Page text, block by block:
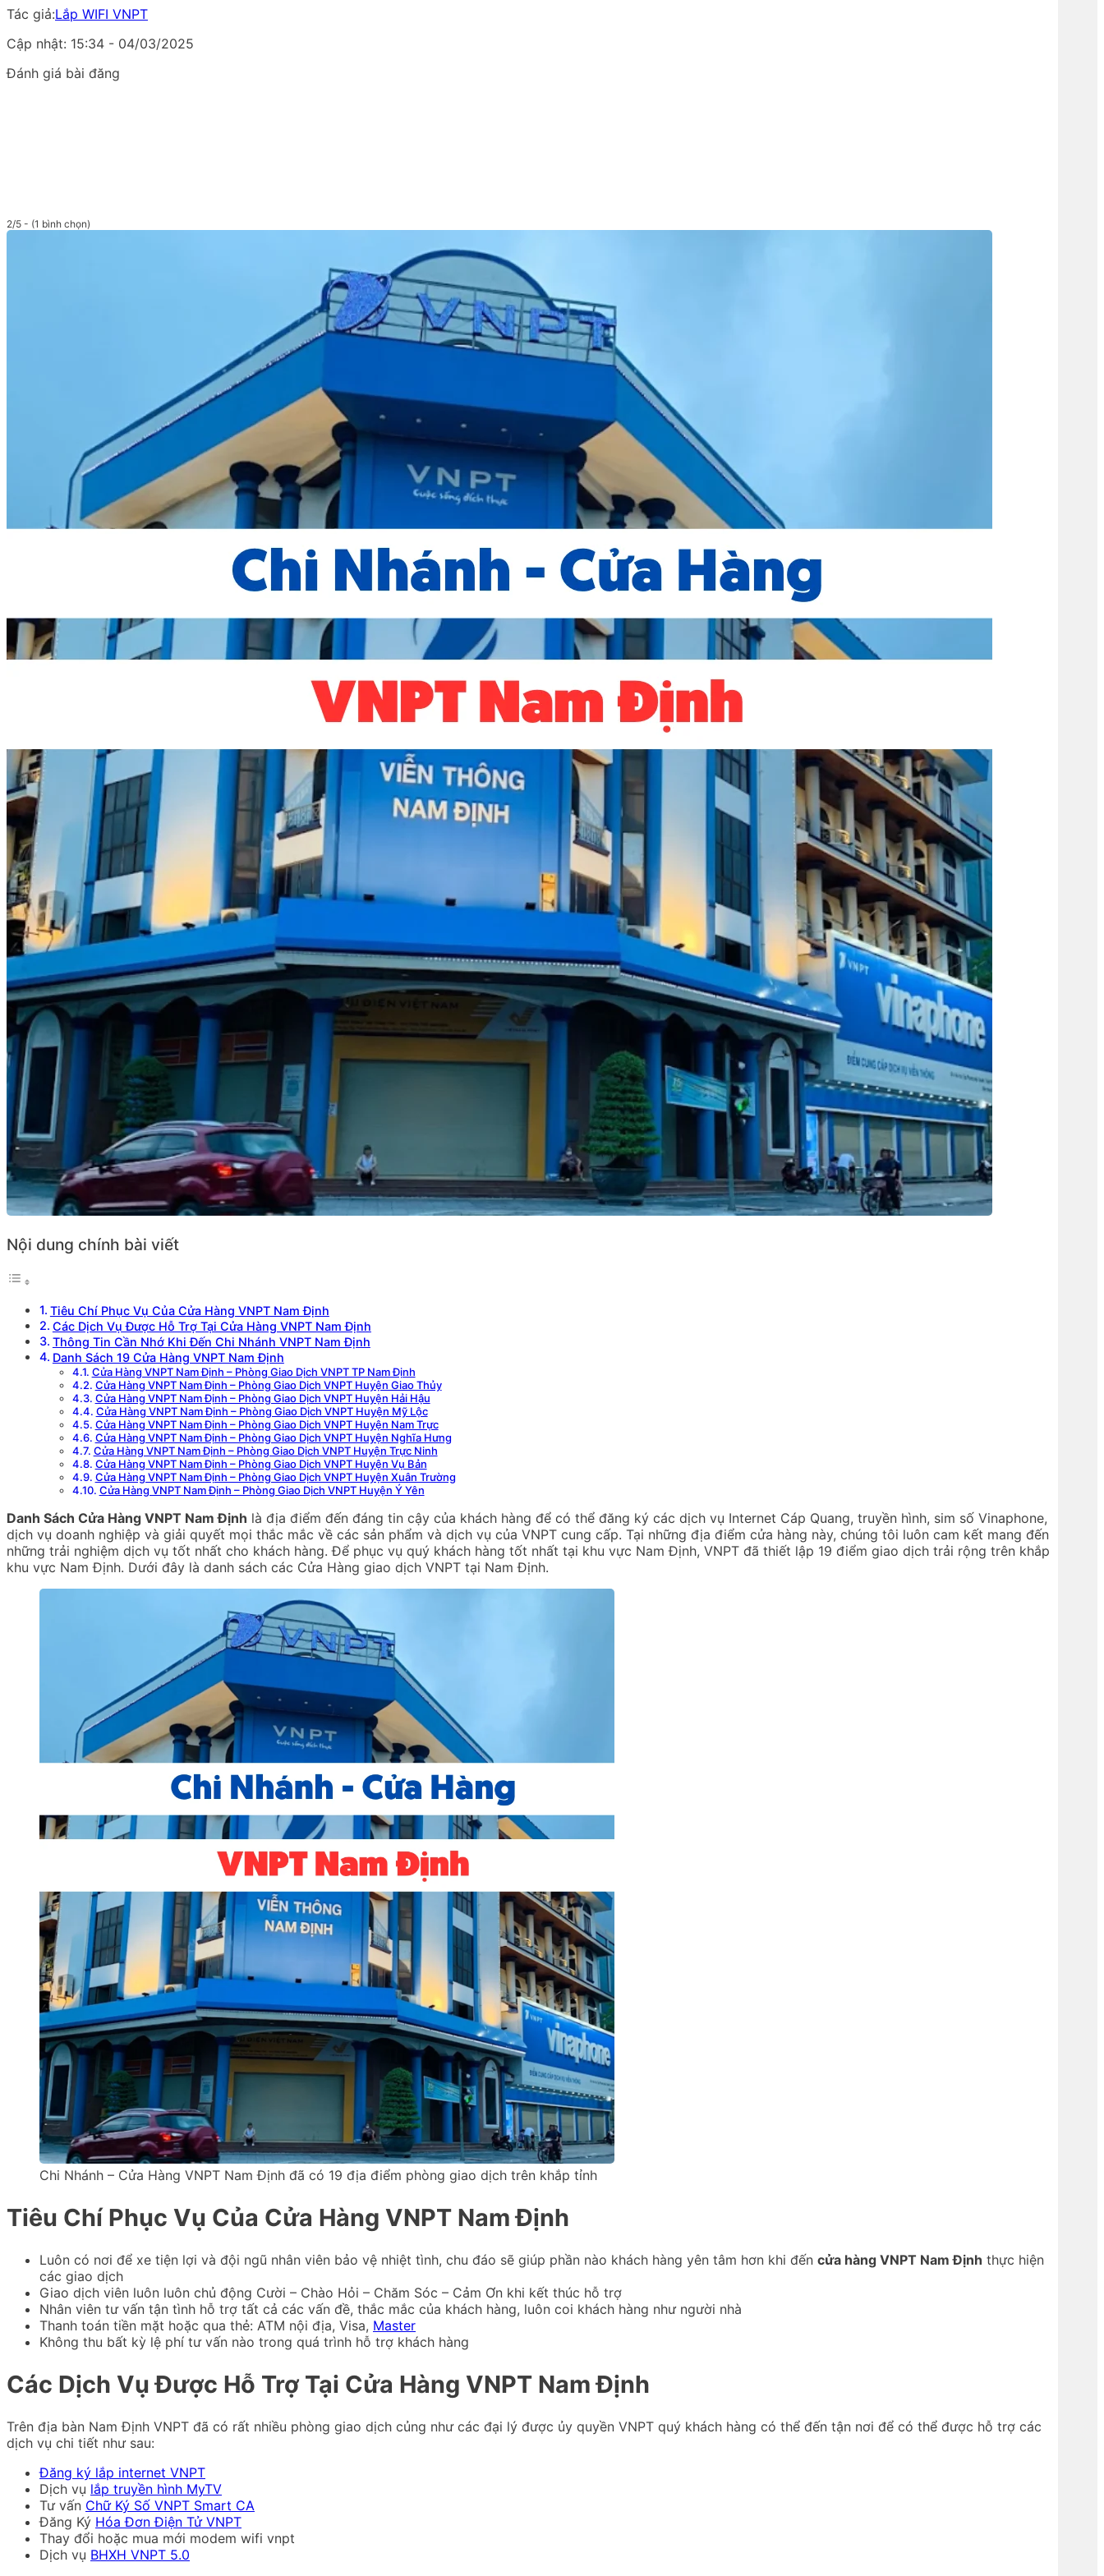
Tác giả:Lắp WIFI VNPT
Cập nhật: 15:34 - 04/03/2025
Đánh giá bài đăng
2/5 - (1 bình chọn)
Nội dung chính bài viết
Tiêu Chí Phục Vụ Của Cửa Hàng VNPT Nam Định
Các Dịch Vụ Được Hỗ Trợ Tại Cửa Hàng VNPT Nam Định
Thông Tin Cần Nhớ Khi Đến Chi Nhánh VNPT Nam Định
Danh Sách 19 Cửa Hàng VNPT Nam Định
Cửa Hàng VNPT Nam Định – Phòng Giao Dịch VNPT TP Nam Định
Cửa Hàng VNPT Nam Định – Phòng Giao Dịch VNPT Huyện Giao Thủy
Cửa Hàng VNPT Nam Định – Phòng Giao Dịch VNPT Huyện Hải Hậu
Cửa Hàng VNPT Nam Định – Phòng Giao Dịch VNPT Huyện Mỹ Lộc
Cửa Hàng VNPT Nam Định – Phòng Giao Dịch VNPT Huyện Nam Trực
Cửa Hàng VNPT Nam Định – Phòng Giao Dịch VNPT Huyện Nghĩa Hưng
Cửa Hàng VNPT Nam Định – Phòng Giao Dịch VNPT Huyện Trực Ninh
Cửa Hàng VNPT Nam Định – Phòng Giao Dịch VNPT Huyện Vụ Bản
Cửa Hàng VNPT Nam Định – Phòng Giao Dịch VNPT Huyện Xuân Trường
Cửa Hàng VNPT Nam Định – Phòng Giao Dịch VNPT Huyện Ý Yên
Danh Sách Cửa Hàng VNPT Nam Định là địa điểm đến đáng tin cậy của khách hàng để có thể đăng ký các dịch vụ Internet Cáp Quang, truyền hình, sim số Vinaphone,
dịch vụ doanh nghiệp và giải quyết mọi thắc mắc về các sản phẩm và dịch vụ của VNPT cung cấp. Tại những địa điểm cửa hàng này, chúng tôi luôn cam kết mang đến
những trải nghiệm dịch vụ tốt nhất cho khách hàng. Để phục vụ quý khách hàng tốt nhất tại khu vực Nam Định, VNPT đã thiết lập 19 điểm giao dịch trải rộng trên khắp
khu vực Nam Định. Dưới đây là danh sách các Cửa Hàng giao dịch VNPT tại Nam Định.
Chi Nhánh – Cửa Hàng VNPT Nam Định đã có 19 địa điểm phòng giao dịch trên khắp tỉnh
Tiêu Chí Phục Vụ Của Cửa Hàng VNPT Nam Định
Luôn có nơi để xe tiện lợi và đội ngũ nhân viên bảo vệ nhiệt tình, chu đáo sẽ giúp phần nào khách hàng yên tâm hơn khi đến cửa hàng VNPT Nam Định thực hiện
các giao dịch
Giao dịch viên luôn luôn chủ động Cười – Chào Hỏi – Chăm Sóc – Cảm Ơn khi kết thúc hỗ trợ
Nhân viên tư vấn tận tình hỗ trợ tất cả các vấn đề, thắc mắc của khách hàng, luôn coi khách hàng như người nhà
Thanh toán tiền mặt hoặc qua thẻ: ATM nội địa, Visa, Master
Không thu bất kỳ lệ phí tư vấn nào trong quá trình hỗ trợ khách hàng
Các Dịch Vụ Được Hỗ Trợ Tại Cửa Hàng VNPT Nam Định
Trên địa bàn Nam Định VNPT đã có rất nhiều phòng giao dịch củng như các đại lý được ủy quyền VNPT quý khách hàng có thể đến tận nơi để có thể được hỗ trợ các
dịch vụ chi tiết như sau:
Đăng ký lắp internet VNPT
Dịch vụ lắp truyền hình MyTV
Tư vấn Chữ Ký Số VNPT Smart CA
Đăng Ký Hóa Đơn Điện Tử VNPT
Thay đổi hoặc mua mới modem wifi vnpt
Dịch vụ BHXH VNPT 5.0